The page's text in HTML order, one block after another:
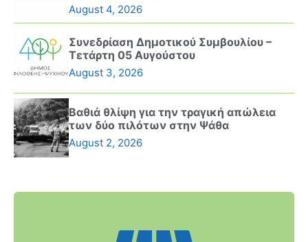
August 4, 2026
Συνεδρίαση Δημοτικού Συμβουλίου –
Τετάρτη 05 Αυγούστου
August 3, 2026
Βαθιά θλίψη για την τραγική απώλεια
των δύο πιλότων στην Ψάθα
August 2, 2026